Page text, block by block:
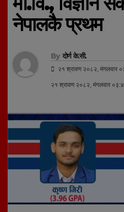
नेपालकै प्रथम
By दोर्ण के.सी.
२१ श्रावण २०८२, मंगलवार
२१ श्रावण २०८२, मंगलवार